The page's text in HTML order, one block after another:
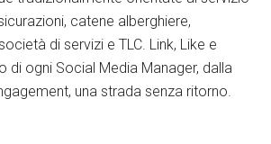
catene alberghiere,
di servizi e TLC. Link, Like e
di ogni Social Media Manager, dalla
una strada senza ritorno.